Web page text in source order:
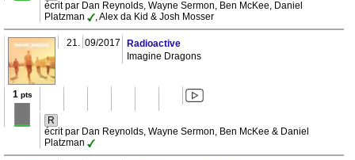
écrit par Dan Reynolds, Wayne Sermon, Ben McKee, Daniel
Platzman
, Alex da Kid & Josh Mosser
21. 09/2017
Radioactive
Imagine Dragons
1 pts
R
écrit par Dan Reynolds, Wayne Sermon, Ben McKee & Daniel
Platzman